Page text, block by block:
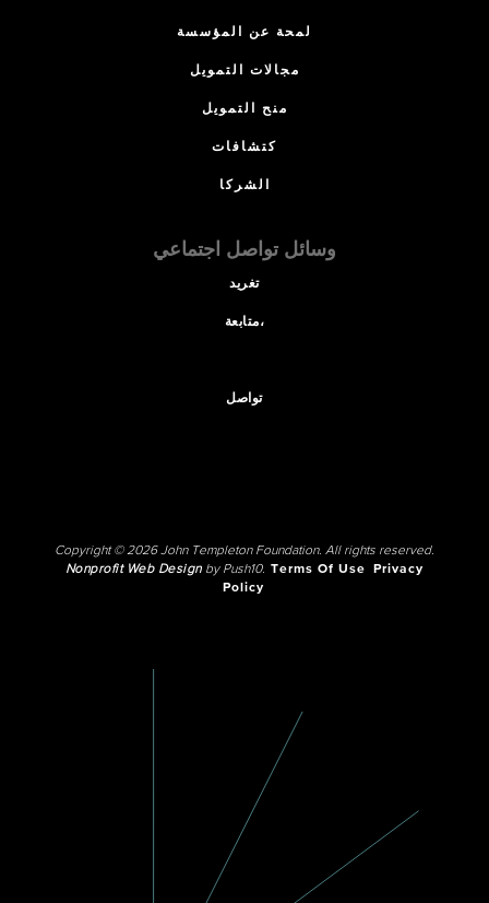
لمحة عن المؤسسة
مجالات التمويل
منح التمويل
كتشافات
الشركا
وسائل تواصل اجتماعي
تغريد
متابعة،
تواصل
Copyright © 2026 John Templeton Foundation. All rights reserved.
Nonprofit Web Designby Push10. Terms Of Use
Privacy
Policy